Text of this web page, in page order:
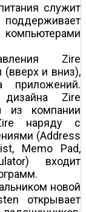
служит
компьютерами
Zire
(вверх и вниз),
Zire
из компании
наряду с
(Address
Memo Pad,
входит
новой
открывает